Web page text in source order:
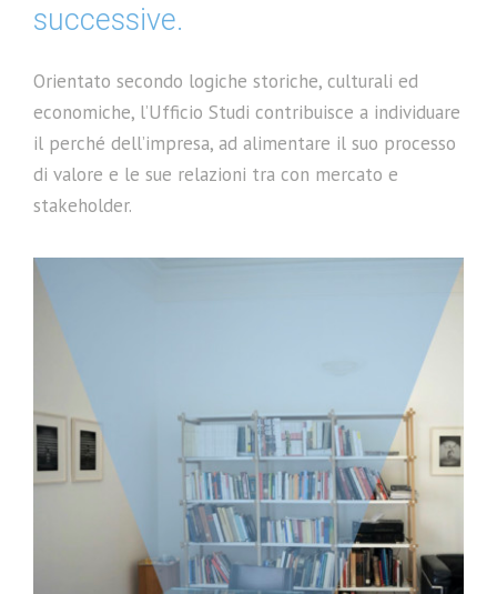
successive.
Orientato secondo logiche storiche, culturali ed
economiche, l’Ufficio Studi contribuisce a individuare
il perché dell’impresa, ad alimentare il suo processo
di valore e le sue relazioni tra con mercato e
stakeholder.